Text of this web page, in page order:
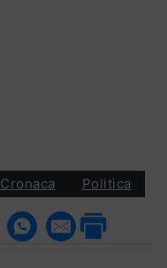
Cronaca Politica